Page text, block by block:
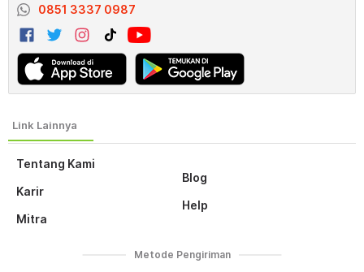
Tentang Kami
Karir
Mitra
Blog
Help
0851 3337 0987
Metode Pengiriman